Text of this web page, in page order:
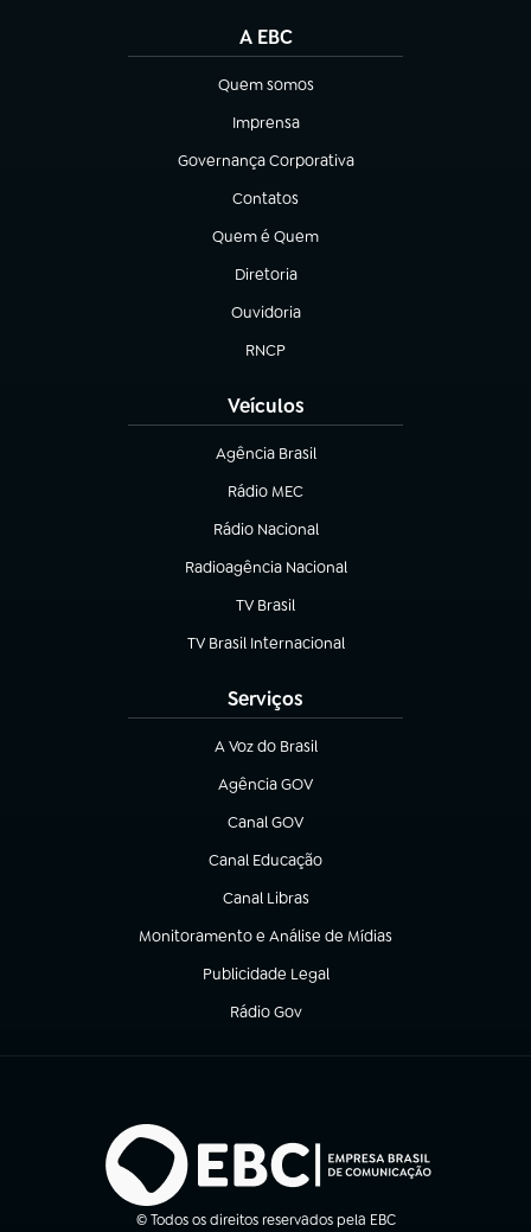
A EBC
Quem somos
(abre em nova aba)
Imprensa
(abre em nova aba)
Governança Corporativa
(abre em nova aba)
Contatos
(abre em nova aba)
Quem é Quem
(abre em nova aba)
Diretoria
(abre em nova aba)
Ouvidoria
(abre em nova aba)
RNCP
(abre em nova aba)
Veículos
Agência Brasil
(abre em nova aba)
Rádio MEC
(abre em nova aba)
Rádio Nacional
Radioagência Nacional
(abre em nova aba)
TV Brasil
(abre em nova aba)
TV Brasil Internacional
(abre em nova aba)
Serviços
A Voz do Brasil
(abre em nova aba)
Agência GOV
(abre em nova aba)
Canal GOV
(abre em nova aba)
Canal Educação
(abre em nova aba)
Canal Libras
(abre em nova aba)
Monitoramento e Análise de Mídias
(abre em nova aba)
Publicidade Legal
(abre em nova aba)
Rádio Gov
(abre em nova aba)
© Todos os direitos reservados pela EBC